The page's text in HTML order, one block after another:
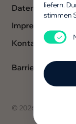
Datenschutz
Impressum
Kontakt
Barriere melden
© 2026 Zentraler
liefern.
stimmen